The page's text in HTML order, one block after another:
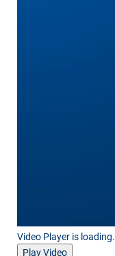
Video Player is loading.
Play Video